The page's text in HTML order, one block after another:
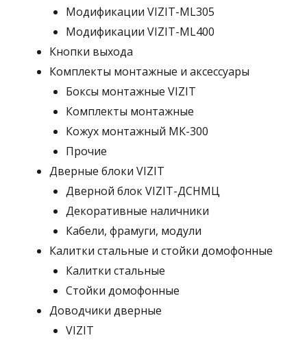
Модификации VIZIT-ML305
Модификации VIZIT-ML400
Кнопки выхода
Комплекты монтажные и аксессуары
Боксы монтажные VIZIT
Комплекты монтажные
Кожух монтажный МК-300
Прочие
Дверные блоки VIZIT
Дверной блок VIZIT-ДСНМЦ
Декоративные наличники
Кабели, фрамуги, модули
Калитки стальные и стойки домофонные
Калитки стальные
Стойки домофонные
Доводчики дверные
VIZIT